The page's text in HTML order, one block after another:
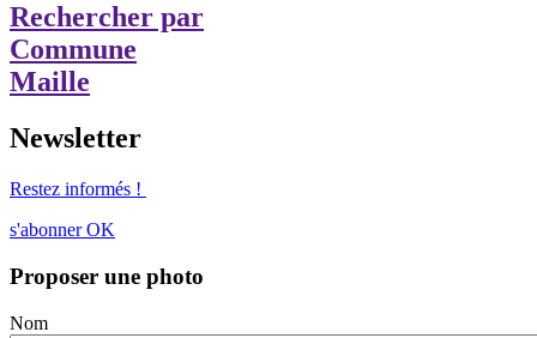
Rechercher par
Commune
Maille
Newsletter
Restez informés !
s'abonner OK
Proposer une photo
Nom